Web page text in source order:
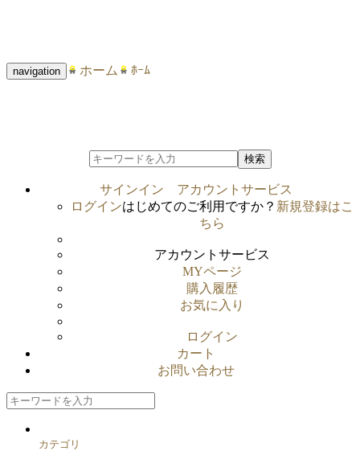
navigation ホーム ﾎｰﾑ
検索
サインイン
アカウントサービス
ログインはじめてのご利用ですか？ 新規登録はこ
ちら
アカウントサービス
MYページ
購入履歴
お気に入り
ログイン
カート
お問い合わせ
カテゴリ